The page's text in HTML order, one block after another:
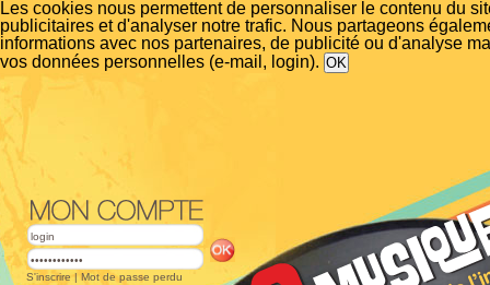
Les cookies nous permettent de personnaliser le contenu du
publicitaires et d'analyser notre trafic. Nous partageons
informations avec nos partenaires, de publicité ou d'analyse
vos données personnelles (e-mail, login).
S'inscrire | Mot de passe perdu